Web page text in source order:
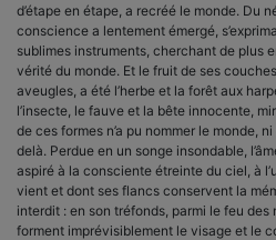
d’étape en étape, a recréé le monde. Du
conscience a lentement émergé,
sublimes ins­truments, cherchant de plus
vérité du monde. Et le fruit de ses
aveugles, a été l’herbe et la forêt aux
l’insecte, le fauve et la bête innocente,
de ces formes n’a pu nommer le monde,
delà. Perdue en un songe insondable,
aspiré à la consciente étreinte du ciel, à
vient et dont ses flancs conservent la
interdit : en son tréfonds, parmi le feu
forment imprévisiblement le visage et le